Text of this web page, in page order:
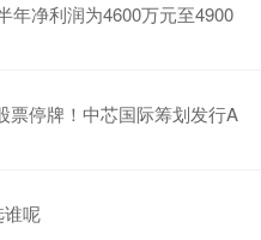
年净利润为4600万元至4900
票停牌！中芯国际筹划发行A
谁呢